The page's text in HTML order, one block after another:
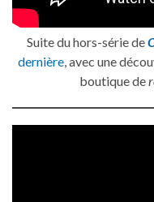
Suite du hors-série de
dernière, avec une
boutique de